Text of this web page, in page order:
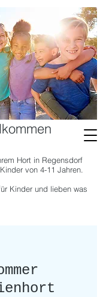
Hort in Regensdorf
von 4-11 Jahren.
Kinder und lieben was